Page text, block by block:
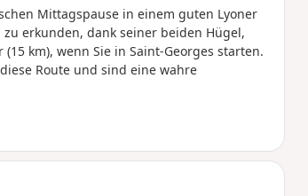
Mittagspause in einem guten Lyoner
erkunden, dank seiner beiden Hügel,
km), wenn Sie in Saint-Georges starten.
Route und sind eine wahre